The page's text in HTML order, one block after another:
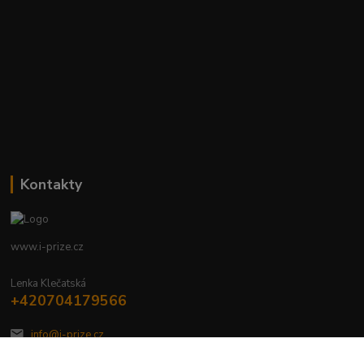
Kontakty
www.i-prize.cz
Lenka Klečatská
+420704179566
info@i-prize.cz